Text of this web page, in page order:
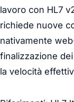
lavoro con HL7
richiede nuove
nativamente
finalizzazione
la velocità